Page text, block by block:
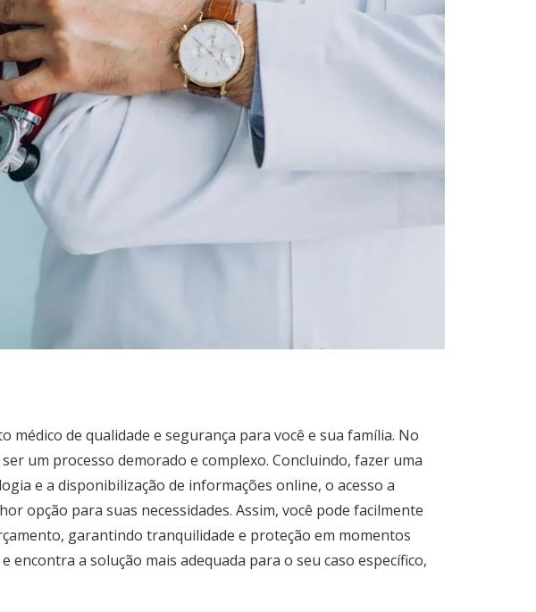
de qualidade e segurança para você e sua família. No
um processo demorado e complexo. Concluindo, fazer uma
e a disponibilização de informações online, o acesso a
opção para suas necessidades. Assim, você pode facilmente
garantindo tranquilidade e proteção em momentos
a solução mais adequada para o seu caso específico,